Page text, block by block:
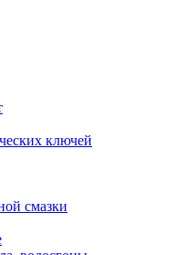
ключей
смазки